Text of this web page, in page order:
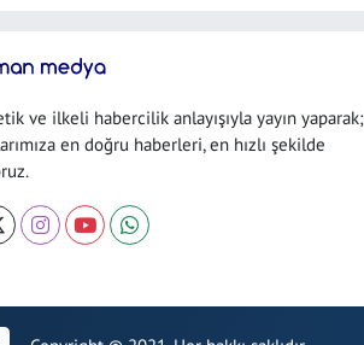
ve ilkeli habercilik anlayışıyla yayın yaparak;
en doğru haberleri, en hızlı şekilde